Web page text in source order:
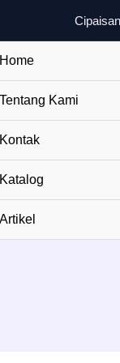
Home
Tentang Kami
Kontak
Katalog
Artikel